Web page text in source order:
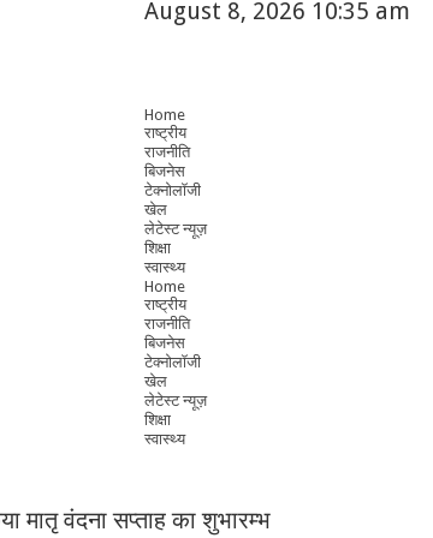
August 8, 2026 10:35 am
Home
राष्ट्रीय
राजनीति
बिजनेस
टेक्नोलॉजी
खेल
लेटेस्ट न्यूज़
शिक्षा
स्वास्थ्य
Home
राष्ट्रीय
राजनीति
बिजनेस
टेक्नोलॉजी
खेल
लेटेस्ट न्यूज़
शिक्षा
स्वास्थ्य
मातृ वंदना सप्ताह का शुभारम्भ